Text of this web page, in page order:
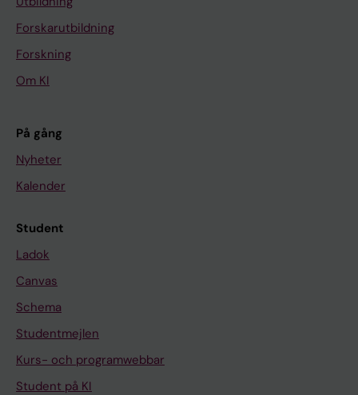
Forskarutbildning
Forskning
Om KI
På gång
Nyheter
Kalender
Student
Ladok
Canvas
Schema
Studentmejlen
Kurs- och programwebbar
Student på KI